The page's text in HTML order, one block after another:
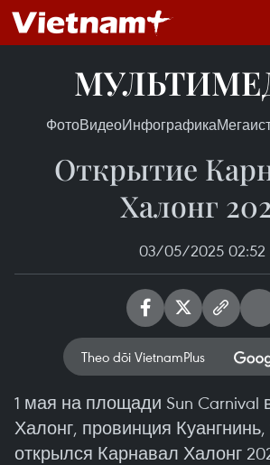
ФотоВидеоИнфографика
Открытие
Халонг
03/05/2025 02:52
Theo dõi VietnamPlus
1 мая на площади Sun Carnival
Халонг, провинция
открылся Карнавал Халонг